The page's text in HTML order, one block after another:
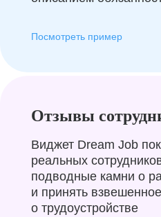
Посмотреть пример
Отзывы
Виджет Dream Job
реальных
подводные камни о
и принять
о трудоустройстве